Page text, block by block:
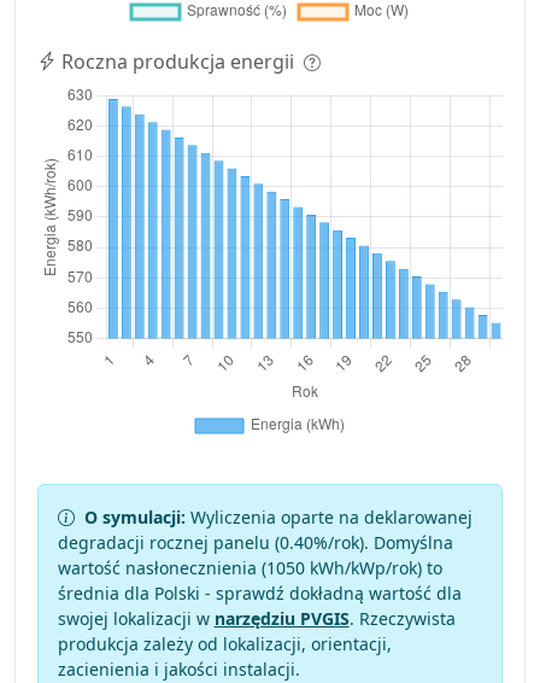
Roczna produkcja energii
O symulacji: Wyliczenia oparte na deklarowanej
degradacji rocznej panelu (0.40%/rok). Domyślna
wartość nasłonecznienia (1050 kWh/kWp/rok) to
średnia dla Polski - sprawdź dokładną wartość dla
swojej lokalizacji w narzędziu PVGIS. Rzeczywista
produkcja zależy od lokalizacji, orientacji,
zacienienia i jakości instalacji.